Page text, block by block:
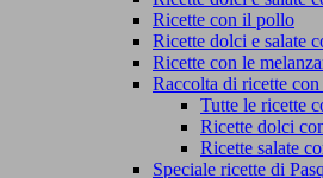
Ricette con il pollo
Ricette dolci e salate
Ricette con le
Raccolta di ricette
Tutte le ricette
Ricette dolci
Ricette salate
Speciale ricette di